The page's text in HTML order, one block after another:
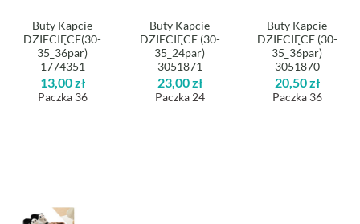
Buty Kapcie
DZIECIĘCE(30-
35_36par)
1774351
13,00zł
Paczka 36
Buty Kapcie
DZIECIĘCE (30-
35_24par)
3051871
23,00zł
Paczka 24
Buty Kapcie
DZIECIĘCE (30-
35_36par)
3051870
20,50zł
Paczka 36